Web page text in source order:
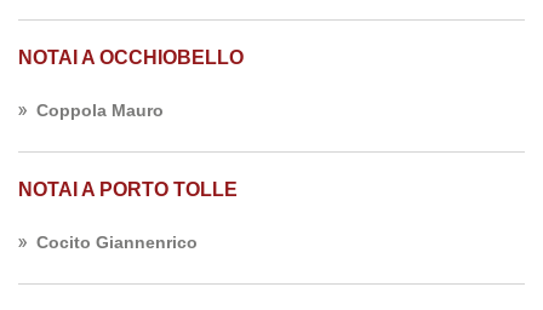
NOTAI A OCCHIOBELLO
Coppola Mauro
NOTAI A PORTO TOLLE
Cocito Giannenrico